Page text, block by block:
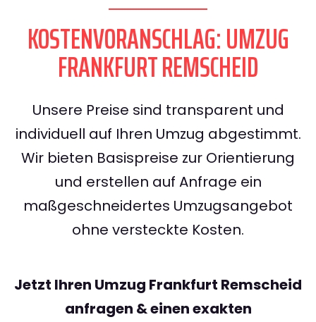
KOSTENVORANSCHLAG: UMZUG
FRANKFURT REMSCHEID
Unsere Preise sind transparent und
individuell auf Ihren Umzug abgestimmt.
Wir bieten Basispreise zur Orientierung
und erstellen auf Anfrage ein
maßgeschneidertes Umzugsangebot
ohne versteckte Kosten.
Jetzt Ihren Umzug Frankfurt Remscheid
anfragen & einen exakten